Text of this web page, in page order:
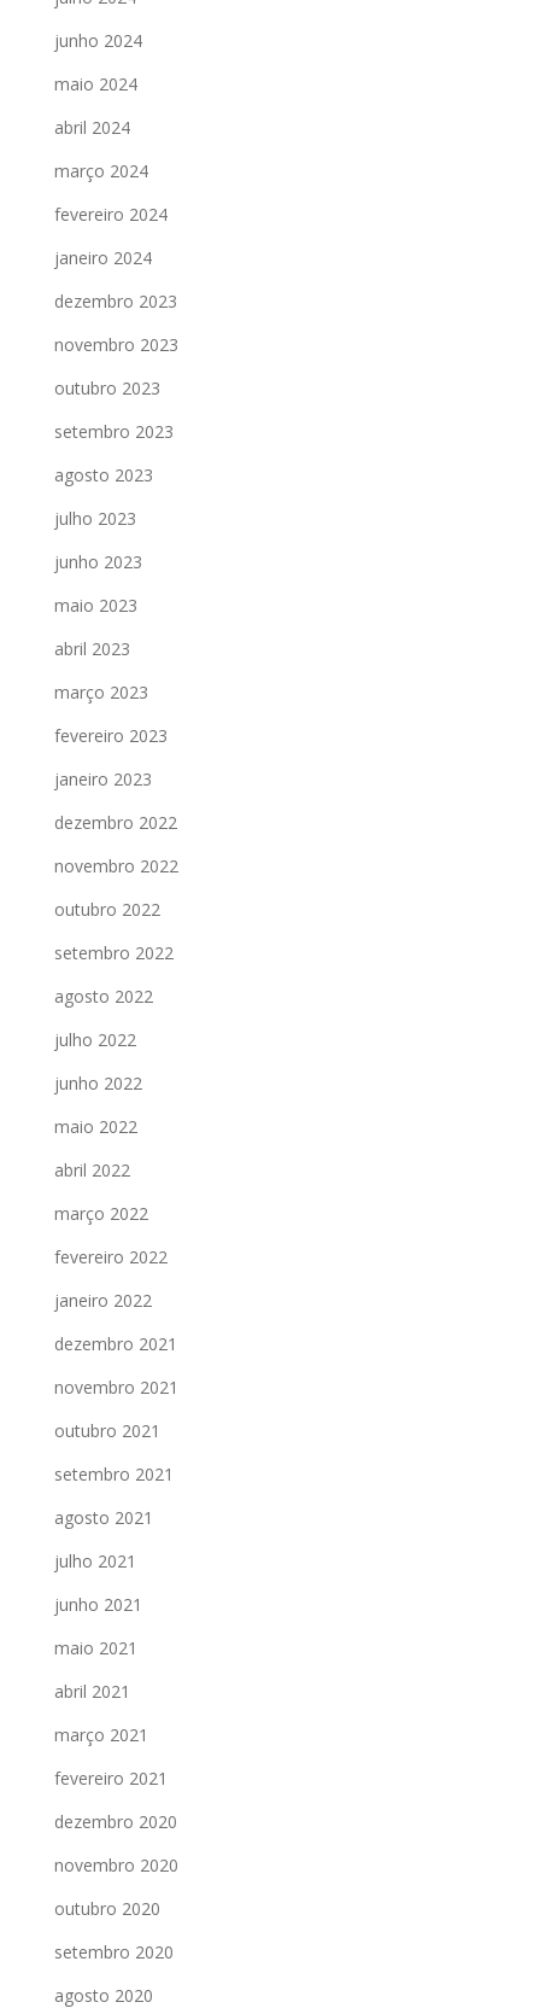
junho 2024
maio 2024
abril 2024
março 2024
fevereiro 2024
janeiro 2024
dezembro 2023
novembro 2023
outubro 2023
setembro 2023
agosto 2023
julho 2023
junho 2023
maio 2023
abril 2023
março 2023
fevereiro 2023
janeiro 2023
dezembro 2022
novembro 2022
outubro 2022
setembro 2022
agosto 2022
julho 2022
junho 2022
maio 2022
abril 2022
março 2022
fevereiro 2022
janeiro 2022
dezembro 2021
novembro 2021
outubro 2021
setembro 2021
agosto 2021
julho 2021
junho 2021
maio 2021
abril 2021
março 2021
fevereiro 2021
dezembro 2020
novembro 2020
outubro 2020
setembro 2020
agosto 2020